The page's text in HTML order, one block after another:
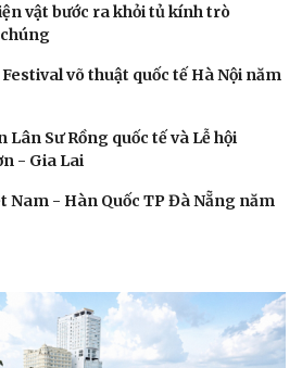
vật bước ra khỏi tủ kính trò
võ thuật quốc tế Hà Nội năm
Lân Sư Rồng quốc tế và Lễ hội
- Gia Lai
Nam - Hàn Quốc TP Đà Nẵng năm